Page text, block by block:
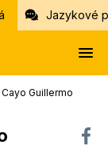
Jazykové
Guillermo